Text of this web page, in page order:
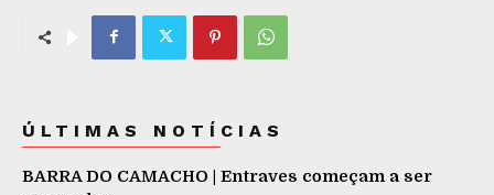
ÚLTIMAS NOTÍCIAS
BARRA DO CAMACHO | Entraves começam a ser